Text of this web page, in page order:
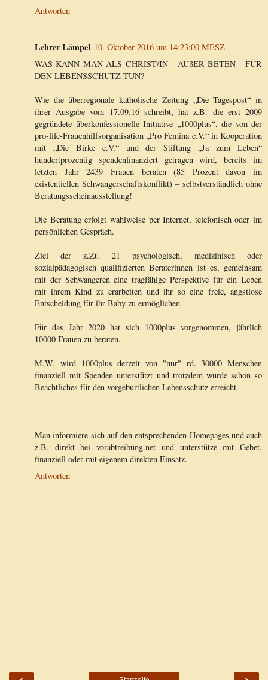
Antworten
Lehrer Lämpel 10. Oktober 2016 um 14:23:00 MESZ
WAS KANN MAN ALS CHRIST/IN - AUßER BETEN - FÜR
DEN LEBENSSCHUTZ TUN?
Wie die überregionale katholische Zeitung „Die Tagespost“ in
ihrer Ausgabe vom 17.09.16 schreibt, hat z.B. die erst 2009
gegründete überkonfessionelle Initiative „1000plus“, die von der
pro-life-Frauenhilfsorganisation „Pro Femina e.V.“ in Kooperation
mit „Die Birke e.V.“ und der Stiftung „Ja zum Leben“
hundertprozentig spendenfinanziert getragen wird, bereits im
letzten Jahr 2439 Frauen beraten (85 Prozent davon im
existentiellen Schwangerschaftskonflikt) – selbstverständlich ohne
Beratungsscheinausstellung!
Die Beratung erfolgt wahlweise per Internet, telefonisch oder im
persönlichen Gespräch.
Ziel der z.Zt. 21 psychologisch, medizinisch oder
sozialpädagogisch qualifizierten Beraterinnen ist es, gemeinsam
mit der Schwangeren eine tragfähige Perspektive für ein Leben
mit ihrem Kind zu erarbeiten und ihr so eine freie, angstlose
Entscheidung für ihr Baby zu ermöglichen.
Für das Jahr 2020 hat sich 1000plus vorgenommen, jährlich
10000 Frauen zu beraten.
M.W. wird 1000plus derzeit von "nur" rd. 30000 Menschen
finanziell mit Spenden unterstützt und trotzdem wurde schon so
Beachtliches für den vorgeburtlichen Lebensschutz erreicht.
Man informiere sich auf den entsprechenden Homepages und auch
z.B. direkt bei vorabtreibung.net und unterstütze mit Gebet,
finanziell oder mit eigenem direkten Einsatz.
Antworten